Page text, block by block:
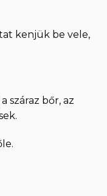
kenjük be vele,
száraz bőr, az